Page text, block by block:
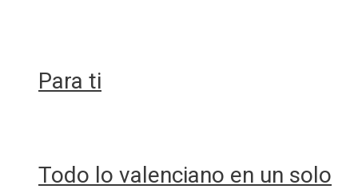
Para ti
Todo lo valenciano en un solo